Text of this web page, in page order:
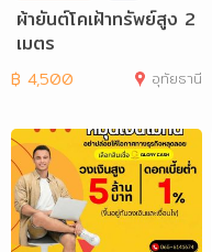
ผ้ายันต์โคเฝ้าทรัพย์สูง 2
เมตร
฿ 4,500 อุทัยธานี